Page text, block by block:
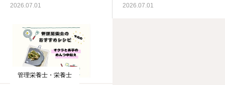
2026.07.01 2026.07.01
管理栄養士・栄養士